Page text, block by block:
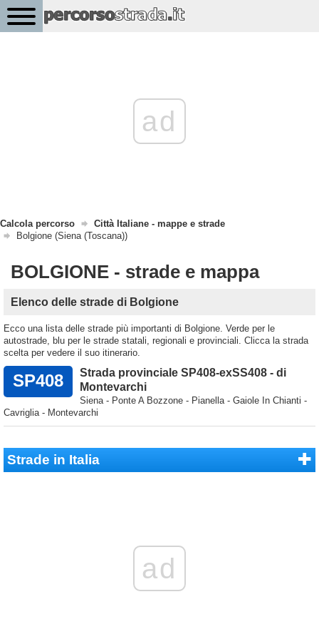
ad
Calcola percorso
Città Italiane - mappe e strade
Bolgione (Siena (Toscana))
BOLGIONE - strade e mappa
Elenco delle strade di Bolgione
Ecco una lista delle strade più importanti di Bolgione. Verde per le
autostrade, blu per le strade statali, regionali e provinciali. Clicca la strada
scelta per vedere il suo itinerario.
SP408
Strada provinciale SP408-exSS408 - di
Montevarchi
Siena - Ponte A Bozzone - Pianella - Gaiole In Chianti -
Cavriglia - Montevarchi
Strade in Italia
ad